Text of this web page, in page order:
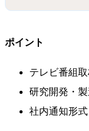
ポイント
テレビ番組
研究開発・
社内通知形式